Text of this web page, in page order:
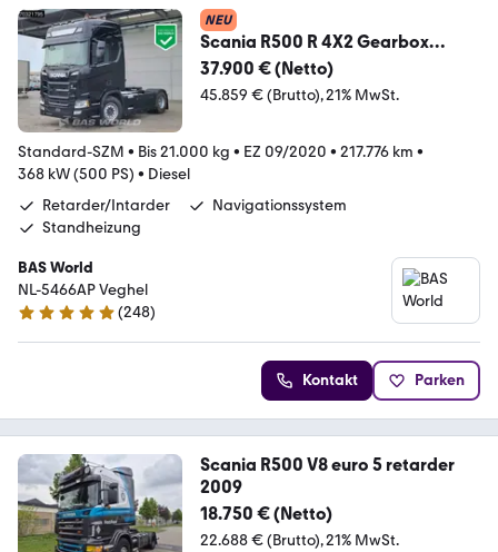
NEU
Scania R500 R 4X2 Gearbox
Problem! Retarder Hydraulic F
37.900 € (Netto)
45.859 € (Brutto) 21% MwSt.
Standard-SZM • Bis 21.000 kg • EZ 09/2020 • 217.776 km •
368 kW (500 PS) • Diesel
Retarder/Intarder
Navigationssystem
Standheizung
BAS World
NL-5466AP Veghel
4.8 Sterne
(248)
Kontakt Parken
Scania R500 V8 euro 5 retarder
2009
18.750 € (Netto)
22.688 € (Brutto) 21% MwSt.